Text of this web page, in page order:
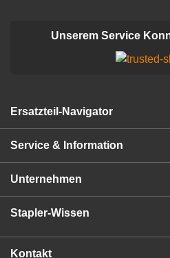
Unserem Service
Ersatzteil-Navigator
Service & Information
Unternehmen
Stapler-Wissen
Kontakt